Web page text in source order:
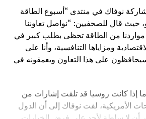
نوفاك في منتدى “أسبوع الطاقة
قال للصحفيين: “نواصل تعاوننا
مواردنا من الطاقة تحظى بطلب كبير في
ومزاياها التنافسية، وأنا على
على هذا التعاون ويعمقونه في
إذا كانت روسيا قد تلقت إشارات من
الأمريكية، لفت نوفاك إلى أن الدول